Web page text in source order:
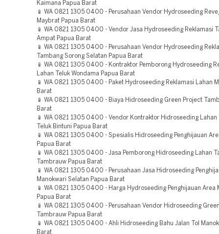
Kaimana Papua Barat
📱 WA 0821 1305 0400 - Perusahaan Vendor Hydroseeding
Maybrat Papua Barat
📱 WA 0821 1305 0400 - Vendor Jasa Hydroseeding Reklamasi
Ampat Papua Barat
📱 WA 0821 1305 0400 - Perusahaan Vendor Hydroseeding
Tambang Sorong Selatan Papua Barat
📱 WA 0821 1305 0400 - Kontraktor Pemborong Hydroseeding
Lahan Teluk Wondama Papua Barat
📱 WA 0821 1305 0400 - Paket Hydroseeding Reklamasi Lahan
Barat
📱 WA 0821 1305 0400 - Biaya Hidroseeding Green Project
Barat
📱 WA 0821 1305 0400 - Vendor Kontraktor Hidroseeding Lahan
Teluk Bintuni Papua Barat
📱 WA 0821 1305 0400 - Spesialis Hidroseeding Penghijauan
Papua Barat
📱 WA 0821 1305 0400 - Jasa Pemborong Hidroseeding Lahan
Tambrauw Papua Barat
📱 WA 0821 1305 0400 - Perusahaan Jasa Hidroseeding
Manokwari Selatan Papua Barat
📱 WA 0821 1305 0400 - Harga Hydroseeding Penghijauan Area
Papua Barat
📱 WA 0821 1305 0400 - Perusahaan Vendor Hidroseeding
Tambrauw Papua Barat
📱 WA 0821 1305 0400 - Ahli Hidroseeding Bahu Jalan Tol
Barat